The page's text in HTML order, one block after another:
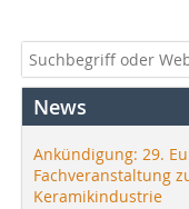
News
Ankündigung: 29.
Fachveranstaltung
Keramikindustrie